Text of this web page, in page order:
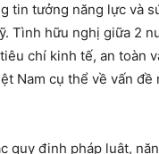
tin tưởng năng lực và
Tình hữu nghị giữa 2
chí kinh tế, an toàn
Nam cụ thể về vấn đề
quy định pháp luật,